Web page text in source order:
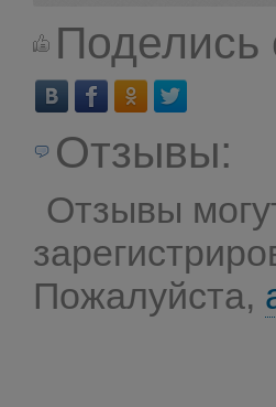
Поделись
Отзывы:
Отзывы
Пожалуйста,